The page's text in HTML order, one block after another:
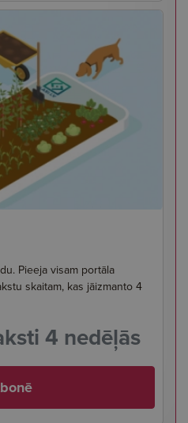
Pieeja visam portāla
skaitam, kas jāizmanto 4
4 nedēļās